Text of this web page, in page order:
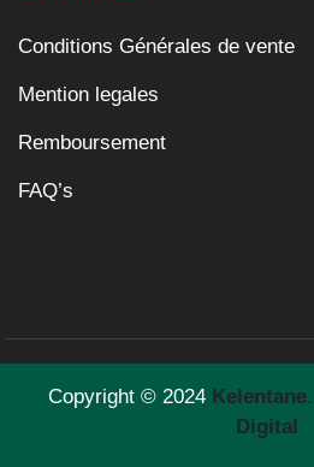
Conditions Générales de vente
Mention legales
Remboursement
FAQ’s
Copyright © 2024 Kelentane.
Digital